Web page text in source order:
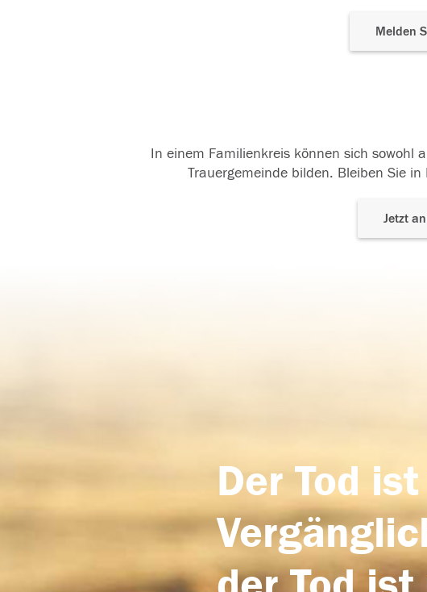
Melden
In einem Familienkreis können sich sowohl
Trauergemeinde bilden. Bleiben Sie
Jetzt
Der Tod